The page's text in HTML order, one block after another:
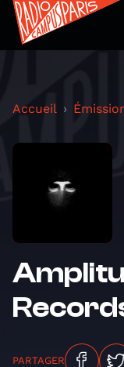
Accueil
PARTAGER